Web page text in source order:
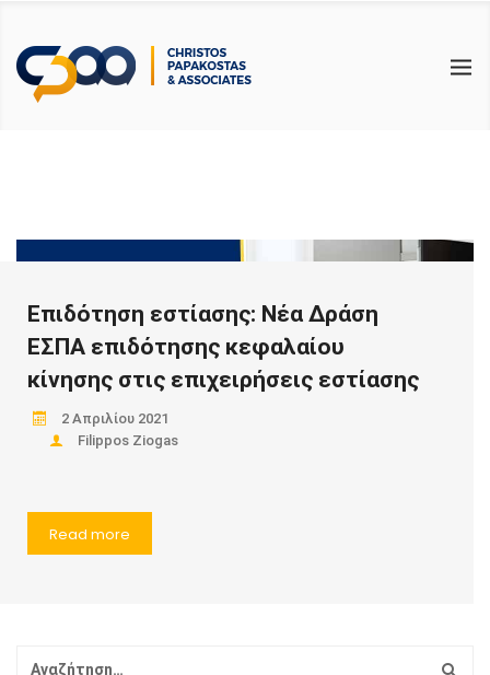
Επιδότηση εστίασης: Νέα Δράση
ΕΣΠΑ επιδότησης κεφαλαίου
κίνησης στις επιχειρήσεις εστίασης
2 Απριλίου 2021
Filippos Ziogas
Read more
ΥΠΗΡΕΣΙΕΣ
ΛΟΓΙΣΤΙΚΕΣ
ΕΚΠΑΙΔΕΥΤΙΚΕΣ
ΕΠΙΚΑΙΡΟΤΗΤΑ
ΑΡΘΡΑ
ΧΡΗΣΙΜΑ
ΑΙΤΗΣΕΙΣ & ΔΗΛΩΣΕΙΣ PDF